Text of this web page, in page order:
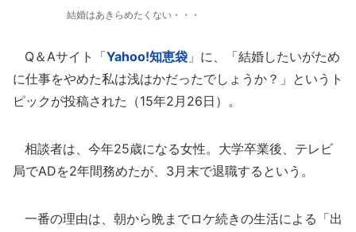
結婚はあきらめたくない・・・
Q＆Aサイト「Yahoo!知恵袋 」に、「結婚したいがため
に仕事をやめた私は浅はかだったでしょうか？」というト
ピックが投稿された（15年2月26日）。
相談者は、今年25歳になる女性。大学卒業後、テレビ
局でADを2年間務めたが、3月末で退職するという。
一番の理由は、朝から晩までロケ続きの生活による「出